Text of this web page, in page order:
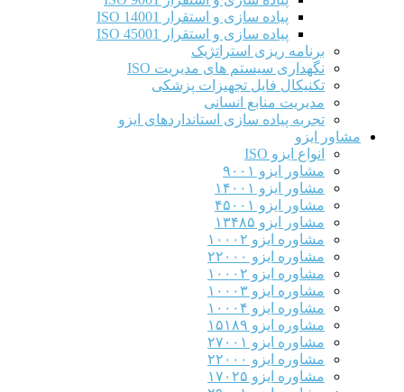
پیاده سازی و استقرار ISO 14001
پیاده سازی و استقرار ISO 45001
برنامه ریزی استراتژیک
نگهداری سیستم های مدیریت ISO
تکنیکال فایل تجهیزات پزشکی
مدیریت منابع انسانی
تجربه پیاده سازی استانداردهای ایزو
مشاور ایزو
انواع ایزو ISO
مشاور ایزو ۹۰۰۱
مشاور ایزو ۱۴۰۰۱
مشاور ایزو ۴۵۰۰۱
مشاور ایزو ۱۳۴۸۵
مشاوره ایزو ۱۰۰۰۲
مشاوره ایزو ۲۲۰۰۰
مشاوره ایزو ۱۰۰۰۲
مشاوره ایزو ۱۰۰۰۳
مشاوره ایزو ۱۰۰۰۴
مشاوره ایزو ۱۵۱۸۹
مشاوره ایزو ۲۷۰۰۱
مشاوره ایزو ۲۲۰۰۰
مشاوره ایزو ۱۷۰۲۵